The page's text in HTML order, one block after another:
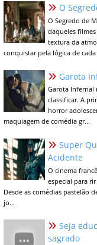
O
O Segredo de
daqueles
textura da
conquistar pela lógica de cada
Garota
Garota Infernal
classificar. A
horror
maquiagem de comédia gr...
Super
Acidente
O cinema
especial para
Desde as comédias pastelão
jo...
Seja
sagrado